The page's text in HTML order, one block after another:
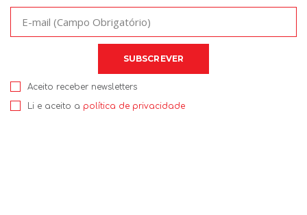
Aceito receber newsletters
Li e aceito a política de privacidade